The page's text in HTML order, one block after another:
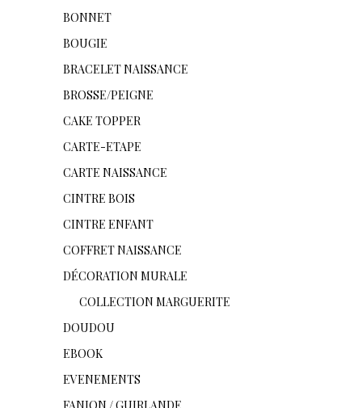
BONNET
BOUGIE
BRACELET NAISSANCE
BROSSE/PEIGNE
CAKE TOPPER
CARTE-ETAPE
CARTE NAISSANCE
CINTRE BOIS
CINTRE ENFANT
COFFRET NAISSANCE
DÉCORATION MURALE
COLLECTION MARGUERITE
DOUDOU
EBOOK
EVENEMENTS